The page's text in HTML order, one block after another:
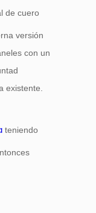
de cuero
versión
con un
existente.
teniendo